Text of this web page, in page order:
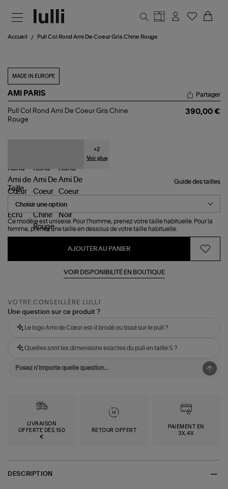
Accueil Pull Col Rond Ami De Coeur Gris Chine Rouge
MADE IN EUROPE
AMI PARIS
Pull
Col
Rond
Partager
Pull Col Rond Ami De Coeur Gris Chine
Rouge
390,00 €
+2
Voir plus
Guide des tailles
Taille
Ce modèle est unisexe. Pour l'homme, prenez votre taille habituelle. Pour la
femme, prenez une taille en dessous de votre taille habituelle.
AJOUTER AU PANIER
VOIR DISPONIBILITÉ EN BOUTIQUE
VOTRE CONSEILLÈRE LULLI
Une question sur ce produit ?
Le logo Ami de Cœur est-il brodé ou tissé sur le pull ?
Quelles sont les dimensions exactes du pull en taille S ?
LIVRAISON
OFFERTE DÈS 150
€
RETOUR OFFERT
PAIEMENT EN
3X,4X
DESCRIPTION